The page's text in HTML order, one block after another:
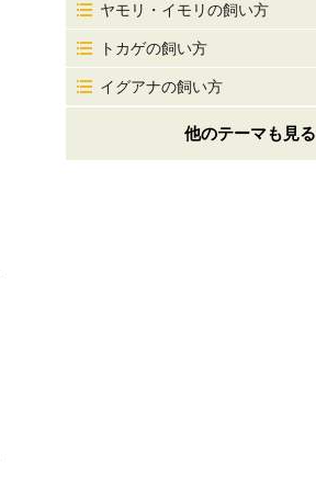
ヤモリ・イモリの飼い方
トカゲの飼い方
イグアナの飼い方
他のテーマも見る